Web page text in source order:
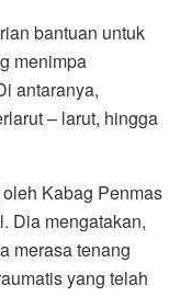
bantuan untuk
menimpa
antaranya,
– larut, hingga
Kabag Penmas
Dia mengatakan,
merasa tenang
yang telah